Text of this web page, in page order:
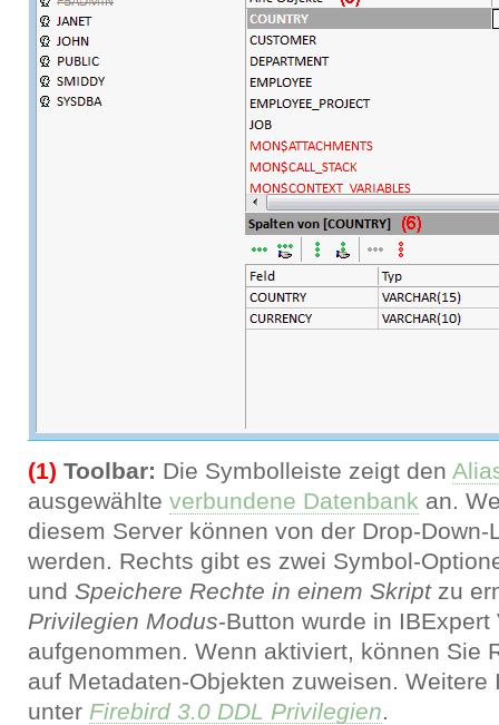
(1) Toolbar: Die Symbolleiste zeigt den
ausgewählte verbundene Datenbank an.
diesem Server können von der Drop-
werden. Rechts gibt es zwei Symbol-
und Speichere Rechte in einem Skriptzu
Privilegien Modus-Button wurde in
aufgenommen. Wenn aktiviert, können Sie
auf Metadaten-Objekten zuweisen. Weitere
unter Firebird 3.0 DDL Privilegien.